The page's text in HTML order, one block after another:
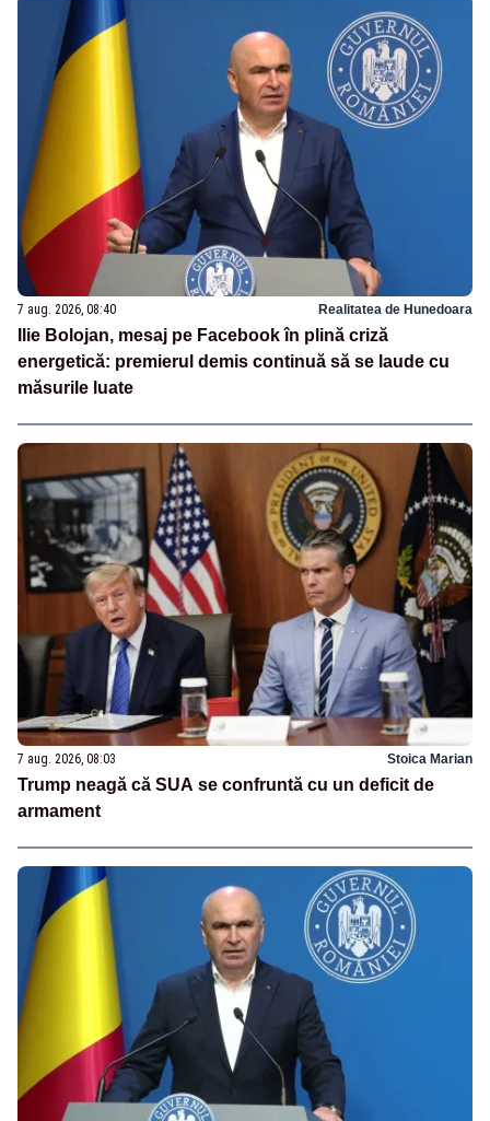
7 aug. 2026, 08:40 Realitatea de Hunedoara
Ilie Bolojan, mesaj pe Facebook în plină criză
energetică: premierul demis continuă să se laude cu
măsurile luate
7 aug. 2026, 08:03 Stoica Marian
Trump neagă că SUA se confruntă cu un deficit de
armament